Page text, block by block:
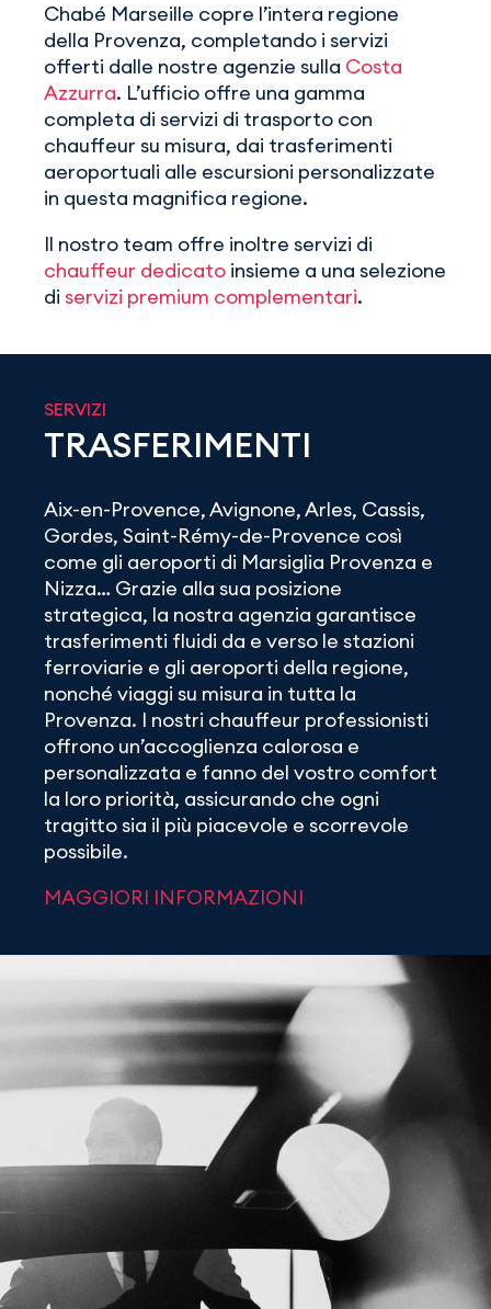
Chabé Marseille copre l’intera regione
della Provenza, completando i servizi
offerti dalle nostre agenzie sulla Costa
Azzurra. L’ufficio offre una gamma
completa di servizi di trasporto con
chauffeur su misura, dai trasferimenti
aeroportuali alle escursioni personalizzate
in questa magnifica regione.
Il nostro team offre inoltre servizi di
chauffeur dedicatoinsieme a una selezione
di servizi premium complementari.
SERVIZI
TRASFERIMENTI
Aix-en-Provence, Avignone, Arles, Cassis,
Gordes, Saint-Rémy-de-Provence così
come gli aeroporti di Marsiglia Provenza e
Nizza… Grazie alla sua posizione
strategica, la nostra agenzia garantisce
trasferimenti fluidi da e verso le stazioni
ferroviarie e gli aeroporti della regione,
nonché viaggi su misura in tutta la
Provenza. I nostri chauffeur professionisti
offrono un’accoglienza calorosa e
personalizzata e fanno del vostro comfort
la loro priorità, assicurando che ogni
tragitto sia il più piacevole e scorrevole
possibile.
MAGGIORI INFORMAZIONI